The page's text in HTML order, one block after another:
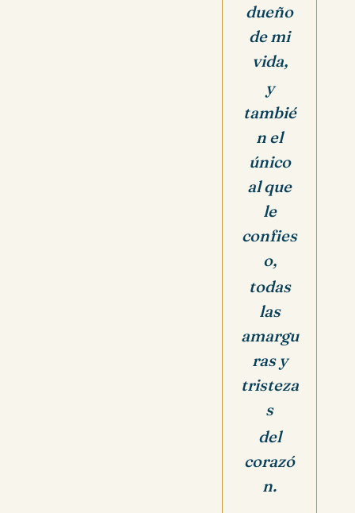
dueño
de mi
vida,
y
tambié
n el
único
al que
le
confies
o,
todas
las
amargu
ras y
tristeza
s
del
corazó
n.